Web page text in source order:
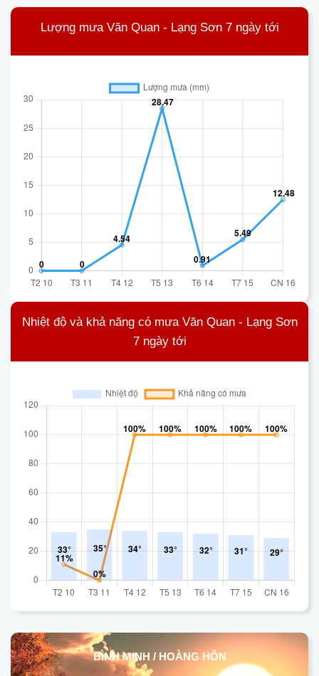
Lượng mưa Văn Quan - Lạng Sơn 7 ngày tới
Nhiệt độ và khả năng có mưa Văn Quan - Lạng Sơn
7 ngày tới
BÌNH MINH / HOÀNG HÔN